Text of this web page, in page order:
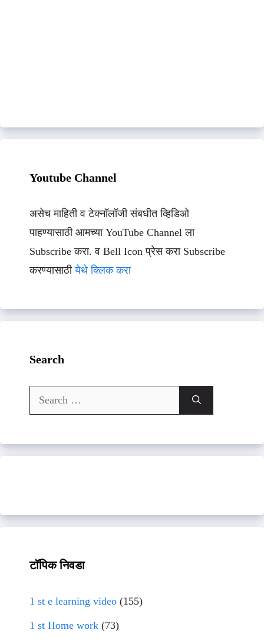
Youtube Channel
असेच माहिती व टेक्नॉलॉजी संबधीत व्हिडिओ
पाहण्यासाठी आमच्या YouTube Channel ला
Subscribe करा. व Bell Icon प्रेस करा Subscribe
करण्यासाठीयेथे क्लिक करा
Search
Search
for:
टॉपिक निवडा
1 st e learning video (155)
1 st Home work (73)